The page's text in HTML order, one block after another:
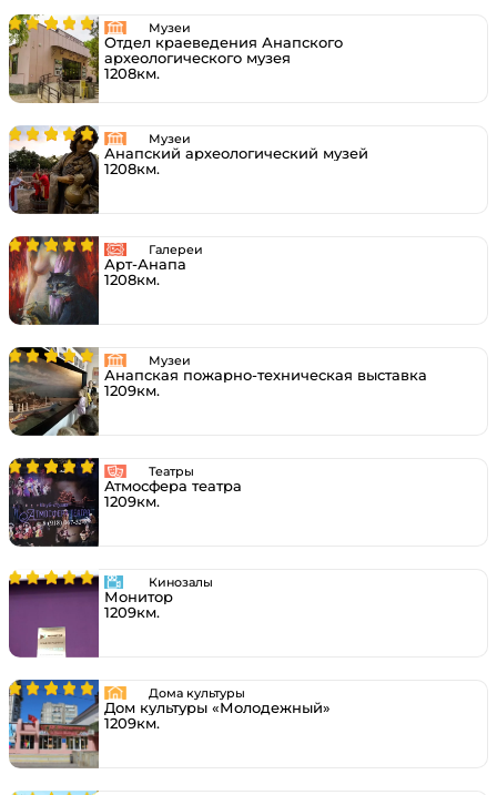
Музеи
Отдел краеведения Анапского
археологического музея
1208км.
Музеи
Анапский археологический музей
1208км.
Галереи
Арт-Анапа
1208км.
Музеи
Анапская пожарно-техническая выставка
1209км.
Театры
Атмосфера театра
1209км.
Кинозалы
Монитор
1209км.
Дома культуры
Дом культуры «Молодежный»
1209км.